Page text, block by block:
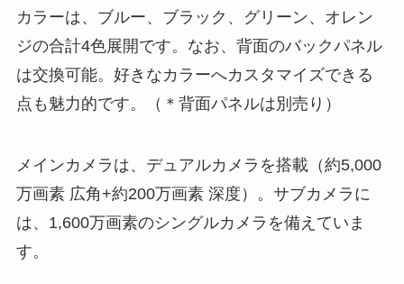
カラーは、ブルー、ブラック、グリーン、オレン
ジの合計4色展開です。なお、背面のバックパネル
は交換可能。好きなカラーへカスタマイズできる
点も魅力的です。（＊背面パネルは別売り）
メインカメラは、デュアルカメラを搭載（約5,000
万画素 広角+約200万画素 深度）。サブカメラに
は、1,600万画素のシングルカメラを備えていま
す。